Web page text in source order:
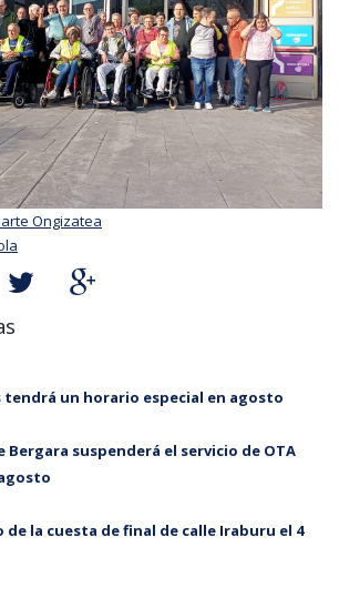
Ongizatea
tendrá un horario especial en agosto
Bergara suspenderá el servicio de OTA
la cuesta de final de calle Iraburu el 4